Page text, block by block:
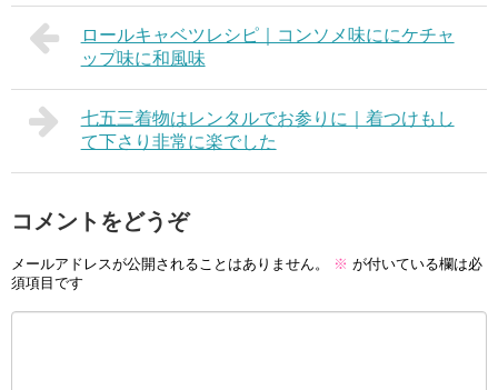
ロールキャベツレシピ｜コンソメ味ににケチャ
ップ味に和風味
七五三着物はレンタルでお参りに｜着つけもし
て下さり非常に楽でした
コメントをどうぞ
メールアドレスが公開されることはありません。 ※ が付いている欄は必
須項目です